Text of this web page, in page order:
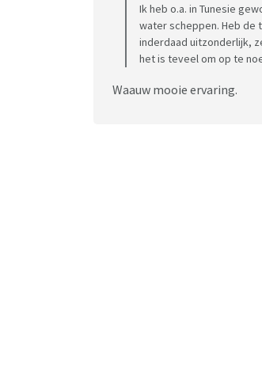
Ik heb o.a. in Tunesie
water scheppen. Heb de
inderdaad uitzonderlijk,
het is teveel om op te
Waauw mooie ervaring.